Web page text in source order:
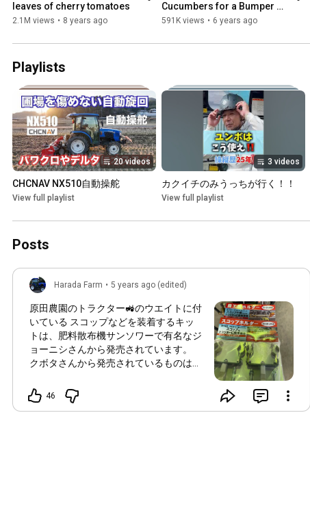
leaves of cherry tomatoes
2.1M views • 8 years ago
Cucumbers for a Bumper
Crop 6/21/20 #1004
591K views • 6 years ago
Playlists
20 videos
CHCNAV NX510自動操舵
View full playlist
3 videos
カクイチのみうっちが行く！！
View full playlist
Posts
Harada Farm • 5 years ago (edited)
原田農園のトラクター🚜のウエイトに付
いている スコップなどを装着するキッ
トは、肥料散布機サンソワーで有名なジ
ョーニシさんから発売されています。
クボタさんから発売されているものは、
らは、農工具ホルダーと言う名前で売ら
れていますが同じ物です。 基本的に
46